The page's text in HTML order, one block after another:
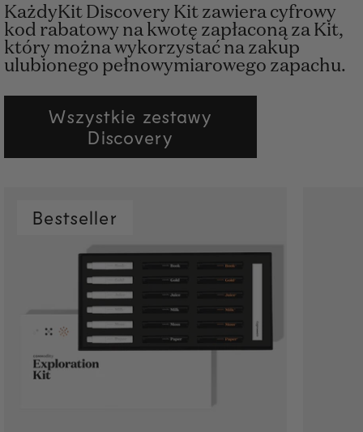
KażdyKit Discovery Kit zawiera cyfrowy
kod rabatowy na kwotę zapłaconą za Kit,
który można wykorzystać na zakup
ulubionego pełnowymiarowego zapachu.
Wszystkie zestawy
Discovery
Bestseller